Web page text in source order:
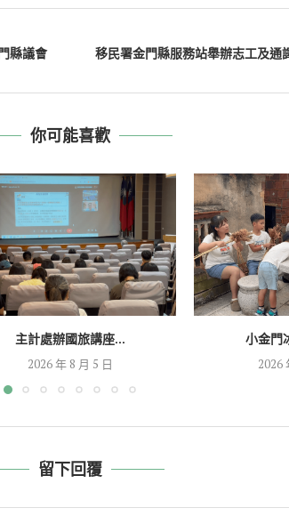
縣議會
移民署金門縣服務站舉辦志工及通
你可能喜歡
主計處辦國旅講座...
2026 年 8 月 5 日
小金門
2026
留下回覆